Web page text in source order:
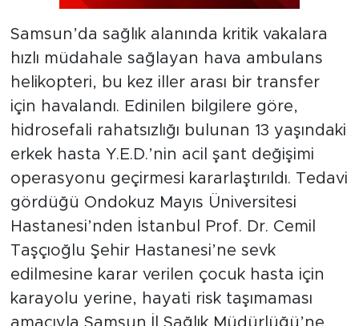
Samsun’da sağlık alanında kritik vakalara
hızlı müdahale sağlayan hava ambulans
helikopteri, bu kez iller arası bir transfer
için havalandı. Edinilen bilgilere göre,
hidrosefali rahatsızlığı bulunan 13 yaşındaki
erkek hasta Y.E.D.’nin acil şant değişimi
operasyonu geçirmesi kararlaştırıldı. Tedavi
gördüğü Ondokuz Mayıs Üniversitesi
Hastanesi’nden İstanbul Prof. Dr. Cemil
Taşçıoğlu Şehir Hastanesi’ne sevk
edilmesine karar verilen çocuk hasta için
karayolu yerine, hayati risk taşımaması